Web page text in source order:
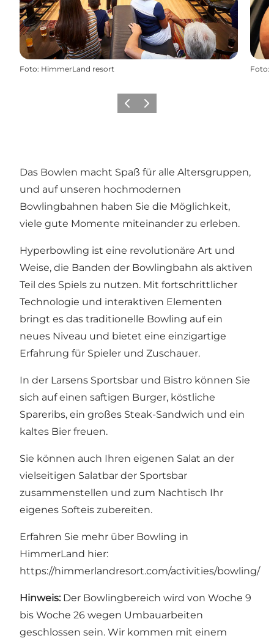
Foto: HimmerLand resort Foto:
Vorherige Folie
Nächste Folie
Das Bowlen macht Spaß für alle Altersgruppen,
und auf unseren hochmodernen
Bowlingbahnen haben Sie die Möglichkeit,
viele gute Momente miteinander zu erleben.
Hyperbowling ist eine revolutionäre Art und
Weise, die Banden der Bowlingbahn als aktiven
Teil des Spiels zu nutzen. Mit fortschrittlicher
Technologie und interaktiven Elementen
bringt es das traditionelle Bowling auf ein
neues Niveau und bietet eine einzigartige
Erfahrung für Spieler und Zuschauer.
In der Larsens Sportsbar und Bistro können Sie
sich auf einen saftigen Burger, köstliche
Spareribs, ein großes Steak-Sandwich und ein
kaltes Bier freuen.
Sie können auch Ihren eigenen Salat an der
vielseitigen Salatbar der Sportsbar
zusammenstellen und zum Nachtisch Ihr
eigenes Softeis zubereiten.
Erfahren Sie mehr über Bowling in
HimmerLand hier:
https://himmerlandresort.com/activities/bowling/
Hinweis: Der Bowlingbereich wird von Woche 9
bis Woche 26 wegen Umbauarbeiten
geschlossen sein. Wir kommen mit einem